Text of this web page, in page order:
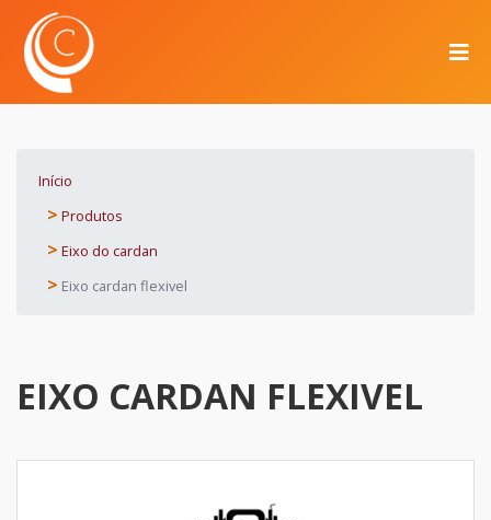
Início
Produtos
Eixo do cardan
Eixo cardan flexivel
EIXO CARDAN FLEXIVEL